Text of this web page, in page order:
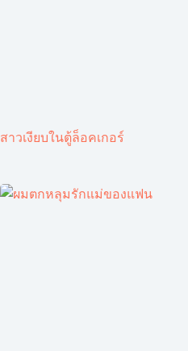
สาวเงียบในตู้ล็อคเกอร์